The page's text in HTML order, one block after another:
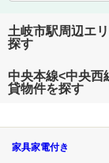
土岐市駅周辺エ
探す
中央本線<中央西
貸物件を探す
家具家電付き